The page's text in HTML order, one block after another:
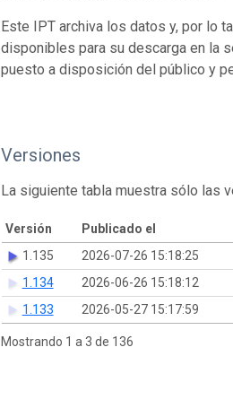
Este IPT archiva los datos y, por lo
disponibles para su descarga en la
puesto a disposición del público y
Versiones
La siguiente tabla muestra sólo las
Versión Publicado el
1.135
2026-07-26 15:18:25
1.134
2026-06-26 15:18:12
1.133
2026-05-27 15:17:59
Mostrando 1 a 3 de 136